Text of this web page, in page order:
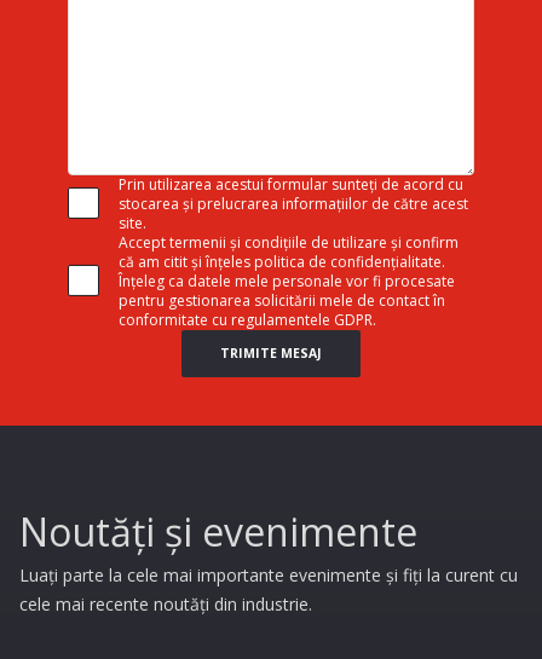
Prin utilizarea acestui formular sunteți de acord cu
stocarea și prelucrarea informațiilor de către acest
site.
Accept termenii și condițiile de utilizare și confirm
că am citit și înțeles politica de confidențialitate.
Înțeleg ca datele mele personale vor fi procesate
pentru gestionarea solicitării mele de contact în
conformitate cu regulamentele GDPR.
TRIMITE MESAJ
Noutăți și evenimente
Luați parte la cele mai importante evenimente și fiți la curent cu
cele mai recente noutăți din industrie.